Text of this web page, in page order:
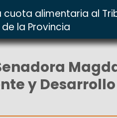
cuota alimentaria al
la Provincia
y